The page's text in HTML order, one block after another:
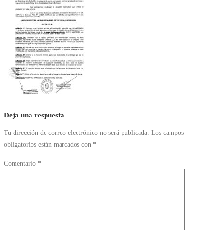
Deja una respuesta
Tu dirección de correo electrónico no será publicada. Los campos
obligatorios están marcados con *
Comentario *